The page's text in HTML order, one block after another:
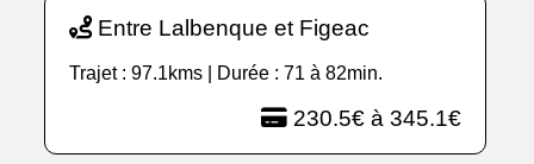
Entre Lalbenque et Figeac
Trajet : 97.1kms | Durée : 71 à 82min.
230.5€ à 345.1€